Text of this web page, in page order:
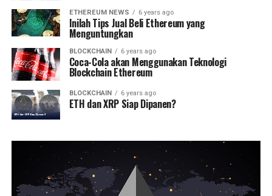
ETHEREUM NEWS 6 years ago
Inilah Tips Jual Beli Ethereum yang
Menguntungkan
BLOCKCHAIN 6 years ago
Coca-Cola akan Menggunakan Teknologi
Blockchain Ethereum
BLOCKCHAIN 6 years ago
ETH dan XRP Siap Dipanen?